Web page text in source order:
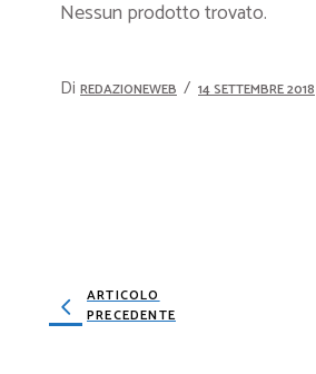
Nessun prodotto trovato.
Di REDAZIONEWEB 14 SETTEMBRE 2018
ARTICOLO
PRECEDENTE